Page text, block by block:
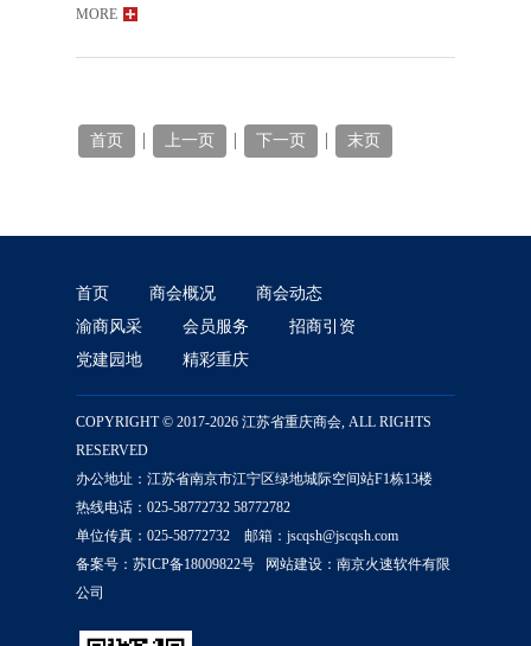
MORE
首页 | 上一页 | 下一页 | 末页
首页 商会概况
商会动态
渝商风采
会员服务
招商引资
党建园地
精彩重庆
COPYRIGHT © 2017-2026 江苏省重庆商会, ALL RIGHTS
RESERVED
办公地址：江苏省南京市江宁区绿地城际空间站F1栋13楼
热线电话：025-58772732 58772782
单位传真：025-58772732 邮箱：jscqsh@jscqsh.com
备案号： 苏ICP备18009822号 网站建设： 南京火速软件有限
公司